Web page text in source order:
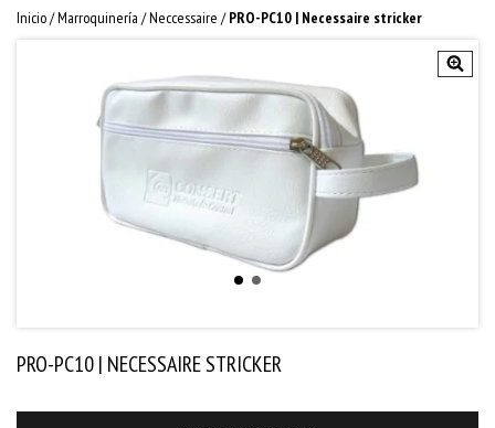
Inicio/Marroquinería /Neccessaire / PRO-PC10 | Necessaire stricker
PRO-PC10 | NECESSAIRE STRICKER